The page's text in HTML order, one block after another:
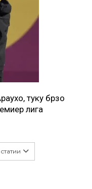
туку брзо
лига